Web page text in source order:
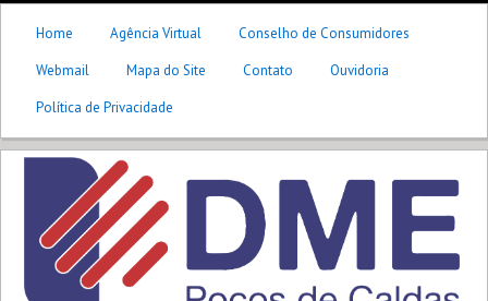
Home Agência Virtual
Conselho de Consumidores
Webmail
Mapa do Site Contato
Ouvidoria
Política de Privacidade